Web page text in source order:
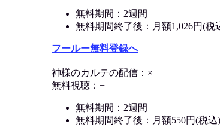
無料期間：2週間
無料期間終了後：月額1,026円(税
フールー無料登録へ
神様のカルテの配信：×
無料視聴：−
無料期間：2週間
無料期間終了後：月額550円(税込)